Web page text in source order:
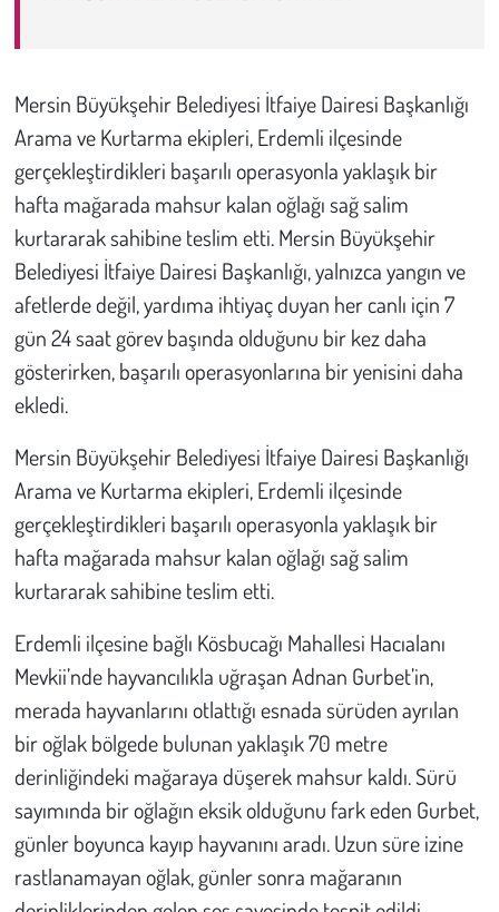
Mersin Büyükşehir Belediyesi İtfaiye Dairesi Başkanlığı
Arama ve Kurtarma ekipleri, Erdemli ilçesinde
gerçekleştirdikleri başarılı operasyonla yaklaşık bir
hafta mağarada mahsur kalan oğlağı sağ salim
kurtararak sahibine teslim etti. Mersin Büyükşehir
Belediyesi İtfaiye Dairesi Başkanlığı, yalnızca yangın ve
afetlerde değil, yardıma ihtiyaç duyan her canlı için 7
gün 24 saat görev başında olduğunu bir kez daha
gösterirken, başarılı operasyonlarına bir yenisini daha
ekledi.
Mersin Büyükşehir Belediyesi İtfaiye Dairesi Başkanlığı
Arama ve Kurtarma ekipleri, Erdemli ilçesinde
gerçekleştirdikleri başarılı operasyonla yaklaşık bir
hafta mağarada mahsur kalan oğlağı sağ salim
kurtararak sahibine teslim etti.
Erdemli ilçesine bağlı Kösbucağı Mahallesi Hacıalanı
Mevkii’nde hayvancılıkla uğraşan Adnan Gurbet’in,
merada hayvanlarını otlattığı esnada sürüden ayrılan
bir oğlak bölgede bulunan yaklaşık 70 metre
derinliğindeki mağaraya düşerek mahsur kaldı. Sürü
sayımında bir oğlağın eksik olduğunu fark eden Gurbet,
günler boyunca kayıp hayvanını aradı. Uzun süre izine
rastlanamayan oğlak, günler sonra mağaranın
Galeri
Günün İçinden
Vefat İlanları
Tarih
Hukuk
Tarım
Son Dakika
Kent
Eğlence